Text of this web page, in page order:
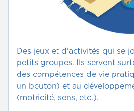
Des jeux et d'activités qui se
petits groupes. Ils servent
des compétences de vie
un bouton) et au
(motricité, sens, etc.).